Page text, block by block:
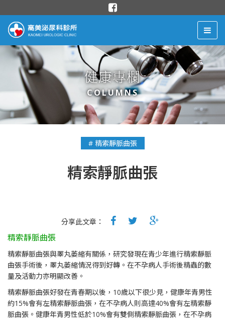
健康專欄
COLUMNS
# 精索靜脈曲張
精索靜脈曲張
分享此文章：
精索靜脈曲張
精索靜脈曲張與睪丸萎縮有關係，研究發現在青少年進行精索靜脈
曲張手術後，睪丸萎縮情況得到好轉。在不孕病人手術後精蟲的數
量及活動力亦明顯改善。
精索靜脈曲張好發在青春期以後，10歲以下很少見，健康年青男性
約15%會有左精索靜脈曲張，在不孕病人則高達40%會有左精索靜
脈曲張。健康年青男性低於10%會有雙側精索靜脈曲張，在不孕病